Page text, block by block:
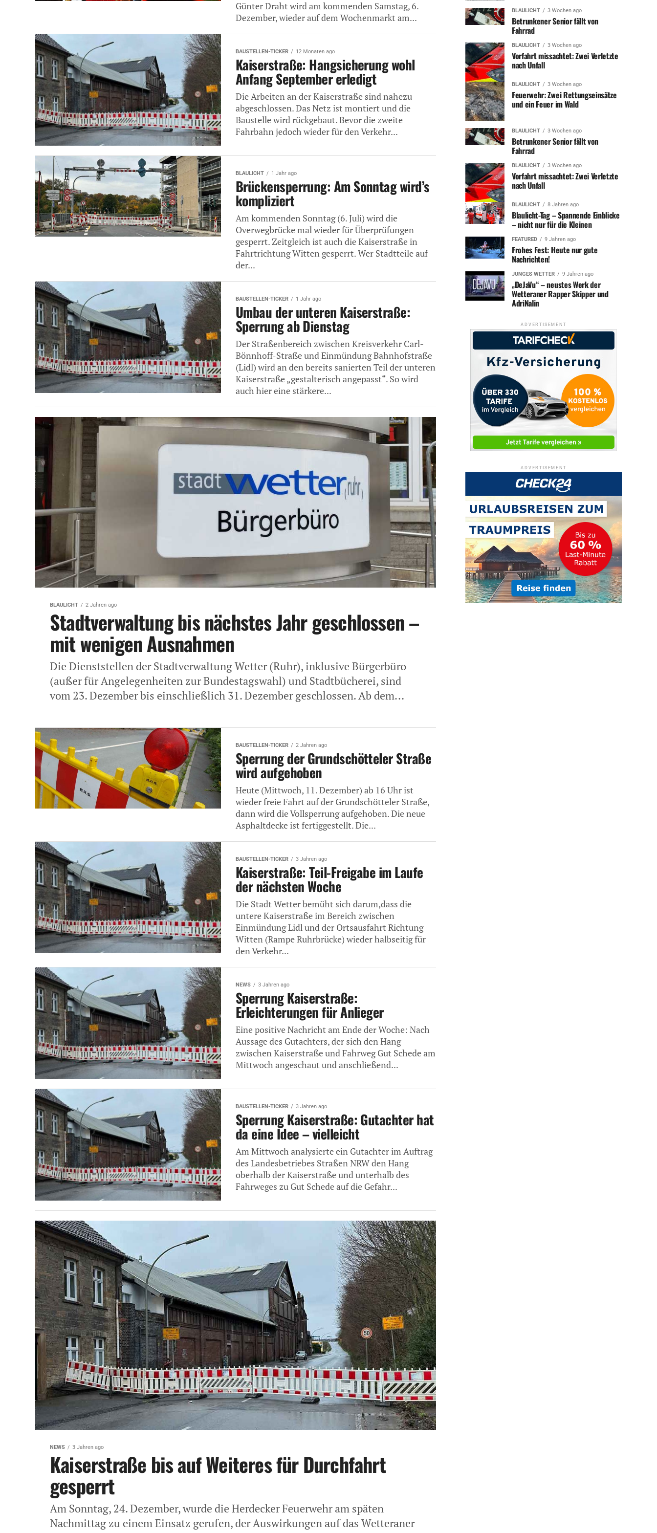
Günter Draht wird am kommenden Samstag, 6.
Dezember, wieder auf dem Wochenmarkt am...
BAUSTELLEN-TICKER 12 Monaten ago
Kaiserstraße: Hangsicherung wohl
Anfang September erledigt
Die Arbeiten an der Kaiserstraße sind nahezu
abgeschlossen. Das Netz ist montiert und die
Baustelle wird rückgebaut. Bevor die zweite
Fahrbahn jedoch wieder für den Verkehr...
BLAULICHT 1 Jahr ago
Brückensperrung: Am Sonntag wird’s
kompliziert
Am kommenden Sonntag (6. Juli) wird die
Overwegbrücke mal wieder für Überprüfungen
gesperrt. Zeitgleich ist auch die Kaiserstraße in
Fahrtrichtung Witten gesperrt. Wer Stadtteile auf
der...
BAUSTELLEN-TICKER 1 Jahr ago
Umbau der unteren Kaiserstraße:
Sperrung ab Dienstag
Der Straßenbereich zwischen Kreisverkehr Carl-
Bönnhoff-Straße und Einmündung Bahnhofstraße
(Lidl) wird an den bereits sanierten Teil der unteren
Kaiserstraße „gestalterisch angepasst“. So wird
auch hier eine stärkere...
BLAULICHT 2 Jahren ago
Stadtverwaltung bis nächstes Jahr geschlossen –
mit wenigen Ausnahmen
Die Dienststellen der Stadtverwaltung Wetter (Ruhr), inklusive Bürgerbüro
(außer für Angelegenheiten zur Bundestagswahl) und Stadtbücherei, sind
vom 23. Dezember bis einschließlich 31. Dezember geschlossen. Ab dem...
BAUSTELLEN-TICKER 2 Jahren ago
Sperrung der Grundschötteler Straße
wird aufgehoben
Heute (Mittwoch, 11. Dezember) ab 16 Uhr ist
wieder freie Fahrt auf der Grundschötteler Straße,
dann wird die Vollsperrung aufgehoben. Die neue
Asphaltdecke ist fertiggestellt. Die...
BAUSTELLEN-TICKER 3 Jahren ago
Kaiserstraße: Teil-Freigabe im Laufe
der nächsten Woche
Die Stadt Wetter bemüht sich darum,dass die
untere Kaiserstraße im Bereich zwischen
Einmündung Lidl und der Ortsausfahrt Richtung
Witten (Rampe Ruhrbrücke) wieder halbseitig für
den Verkehr...
NEWS 3 Jahren ago
Sperrung Kaiserstraße:
Erleichterungen für Anlieger
Eine positive Nachricht am Ende der Woche: Nach
Aussage des Gutachters, der sich den Hang
zwischen Kaiserstraße und Fahrweg Gut Schede am
Mittwoch angeschaut und anschließend...
BAUSTELLEN-TICKER 3 Jahren ago
Sperrung Kaiserstraße: Gutachter hat
da eine Idee – vielleicht
Am Mittwoch analysierte ein Gutachter im Auftrag
des Landesbetriebes Straßen NRW den Hang
oberhalb der Kaiserstraße und unterhalb des
Fahrweges zu Gut Schede auf die Gefahr...
NEWS 3 Jahren ago
Kaiserstraße bis auf Weiteres für Durchfahrt
gesperrt
Am Sonntag, 24. Dezember, wurde die Herdecker Feuerwehr am späten
Nachmittag zu einem Einsatz gerufen, der Auswirkungen auf das Wetteraner
BLAULICHT 3 Wochen ago
Betrunkener Senior fällt von
Fahrrad
BLAULICHT 3 Wochen ago
Vorfahrt missachtet: Zwei Verletzte
nach Unfall
BLAULICHT 3 Wochen ago
Feuerwehr: Zwei Rettungseinsätze
und ein Feuer im Wald
BLAULICHT 3 Wochen ago
Betrunkener Senior fällt von
Fahrrad
BLAULICHT 3 Wochen ago
Vorfahrt missachtet: Zwei Verletzte
nach Unfall
BLAULICHT 8 Jahren ago
Blaulicht-Tag – Spannende Einblicke
– nicht nur für die Kleinen
FEATURED 9 Jahren ago
Frohes Fest: Heute nur gute
Nachrichten!
JUNGES WETTER 9 Jahren ago
„DeJaVu“ – neustes Werk der
Wetteraner Rapper Skipper und
AdriNalin
ADVERTISEMENT
ADVERTISEMENT